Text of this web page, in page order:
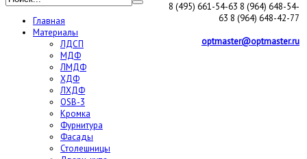
8 (495) 661-54-63 8 (964) 648-54-
63 8 (964) 648-42-77
optmaster@optmaster.ru
Главная
Материалы
ЛДСП
МДФ
ЛМДФ
ХДФ
ЛХДФ
OSB-3
Кромка
Фурнитура
Фасады
Столешницы